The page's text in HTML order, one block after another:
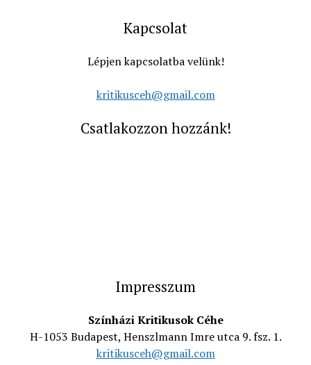
Kapcsolat
Lépjen kapcsolatba velünk!
kritikusceh@gmail.com
Csatlakozzon hozzánk!
Impresszum
Színházi Kritikusok Céhe
H-1053 Budapest, Henszlmann Imre utca 9. fsz. 1.
kritikusceh@gmail.com